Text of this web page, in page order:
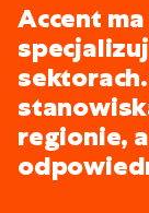
Accent
regionie,